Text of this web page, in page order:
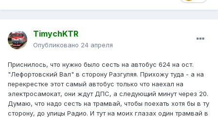
TimychKTR
Опубликовано 24 апреля
Приснилось, что нужно было сесть на автобус 624 на ост.
"Лефортовский Вал" в сторону Разгуляя. Прихожу туда - а на
перекрестке этот самый автобус только что наехал на
электросамокат, они ждут ДПС, а следующий минут через 20.
Думаю, что надо сесть на трамвай, чтобы поехать хотя бы в ту
сторону, до улицы Радио. И тут на моих глазах один трамвай в